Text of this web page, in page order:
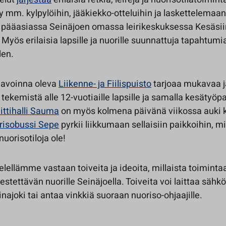
mm. kylpylöihin, jääkiekko-otteluihin ja
Seinäjoen omassa leirikeskuksessa
erilaisia lapsille ja nuorille suunnattuja
olevaLiikenne- ja Fiilispuistotarjoaa mukavaa
alle 12-vuotiaille lapsille ja samalla
Saumaon myös kolmena päivänä viikossa auki
Sepepyrkii liikkumaan sellaisiin paikkoihin,
ole!
vastaan toiveita ja ideoita, millaista
nuorille Seinäjoella. Toiveita voi laittaa
tai antaa vinkkiä suoraan nuoriso-ohjaajille.